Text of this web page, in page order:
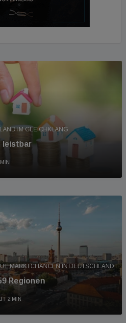
IM GLEICHKLANG
leistbar
MARKTCHANCEN IN DEUTSCHLAND
Regionen
2 MIN